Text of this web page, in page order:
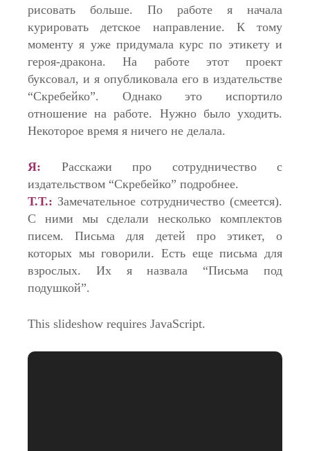
рисовать больше. По работе я начала
курировать детское направление. К тому
моменту я уже придумала курс по этикету и
героя-дракона. На работе этот проект
буксовал, и я опубликовала его в издательстве
“Скребейко”. Однако это испортило
отношение на работе. Нужно было уходить.
Некоторое время я ничего не делала.
Я:
Расскажи про сотрудничество с
издательством “Скребейко” подробнее.
Т.Т.: Замечательное сотрудничество (смеется).
С ними мы сделали несколько комплектов
писем. Письма для детей про этикет, о
которых мы говорили. Есть еще письма для
взрослых. Их я назвала “Письма под
подушкой”.
This slideshow requires JavaScript.